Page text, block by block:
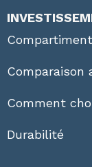
Comparaison
Comment
Durabilité